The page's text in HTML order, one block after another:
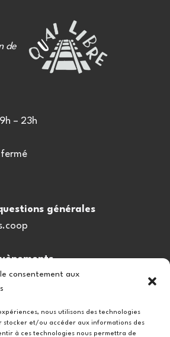
consentement aux
nous utilisons des technologies
stocker et/ou accéder aux informations des
à ces technologies nous permettra de
de
– 23h
fermé
générales
(UE)